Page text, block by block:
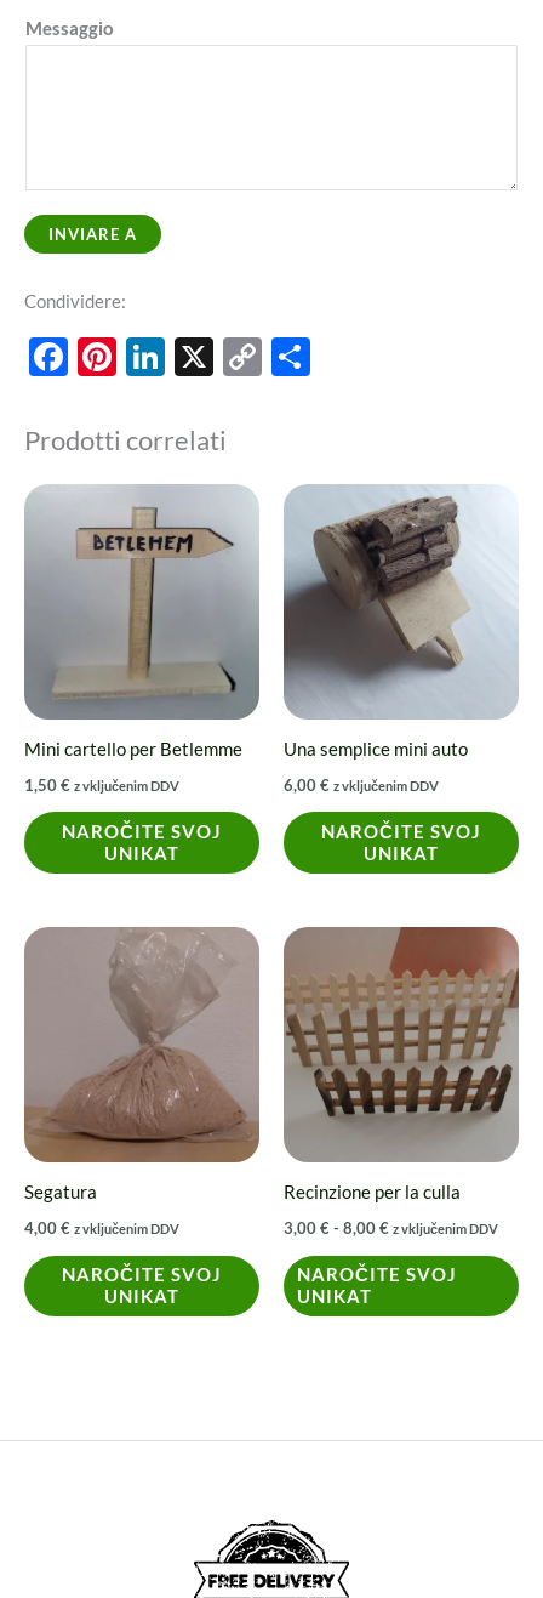
Messaggio
INVIARE A
Condividere:
Facebook
Pinterest
LinkedIn
X
Copy
Prodotti correlati
Mini cartello per Betlemme
1,50€ z vključenim DDV
NAROČITE SVOJ
UNIKAT
Una semplice mini auto
6,00€ z vključenim DDV
NAROČITE SVOJ
UNIKAT
Segatura
4,00€ z vključenim DDV
NAROČITE SVOJ
UNIKAT
Recinzione per la culla
3,00€- 8,00€
Fascia
di
prezzo:
da
3,00 €
a
8,00 €
z vključenim DDV
NAROČITE SVOJ
UNIKAT
Questo
prodotto
ha
più
varianti.
opzioni
essere
scelte
nella
pagina